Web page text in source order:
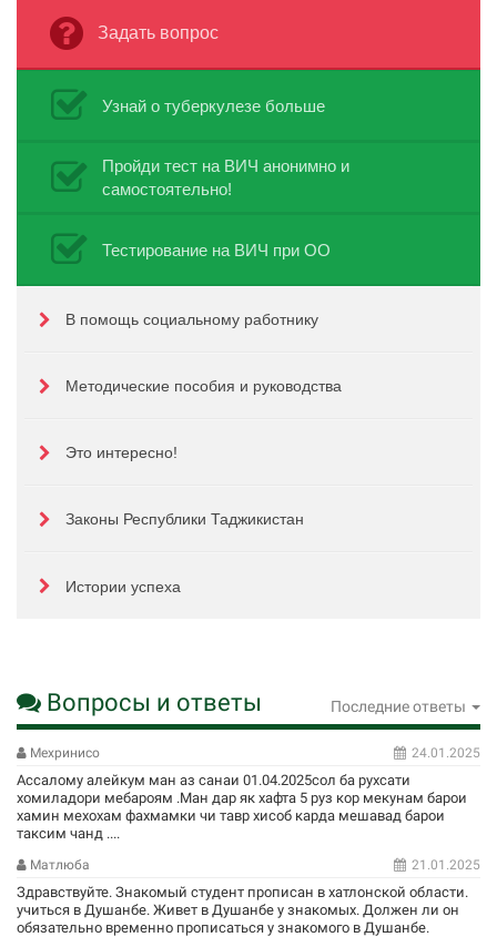
Задать вопрос
Узнай о туберкулезе больше
Пройди тест на ВИЧ анонимно и
самостоятельно!
Тестирование на ВИЧ при ОО
В помощь социальному работнику
Методические пособия и руководства
Это интересно!
Законы Республики Таджикистан
Истории успеха
Вопросы и ответы Последние ответы
Мехринисо 24.01.2025
Ассалому алейкум ман аз санаи 01.04.2025сол ба рухсати
хомиладори мебароям .Ман дар як хафта 5 руз кор мекунам барои
хамин мехохам фахмамки чи тавр хисоб карда мешавад барои
таксим чанд ....
Матлюба 21.01.2025
Здравствуйте. Знакомый студент прописан в хатлонской области.
учиться в Душанбе. Живет в Душанбе у знакомых. Должен ли он
обязательно временно прописаться у знакомого в Душанбе.